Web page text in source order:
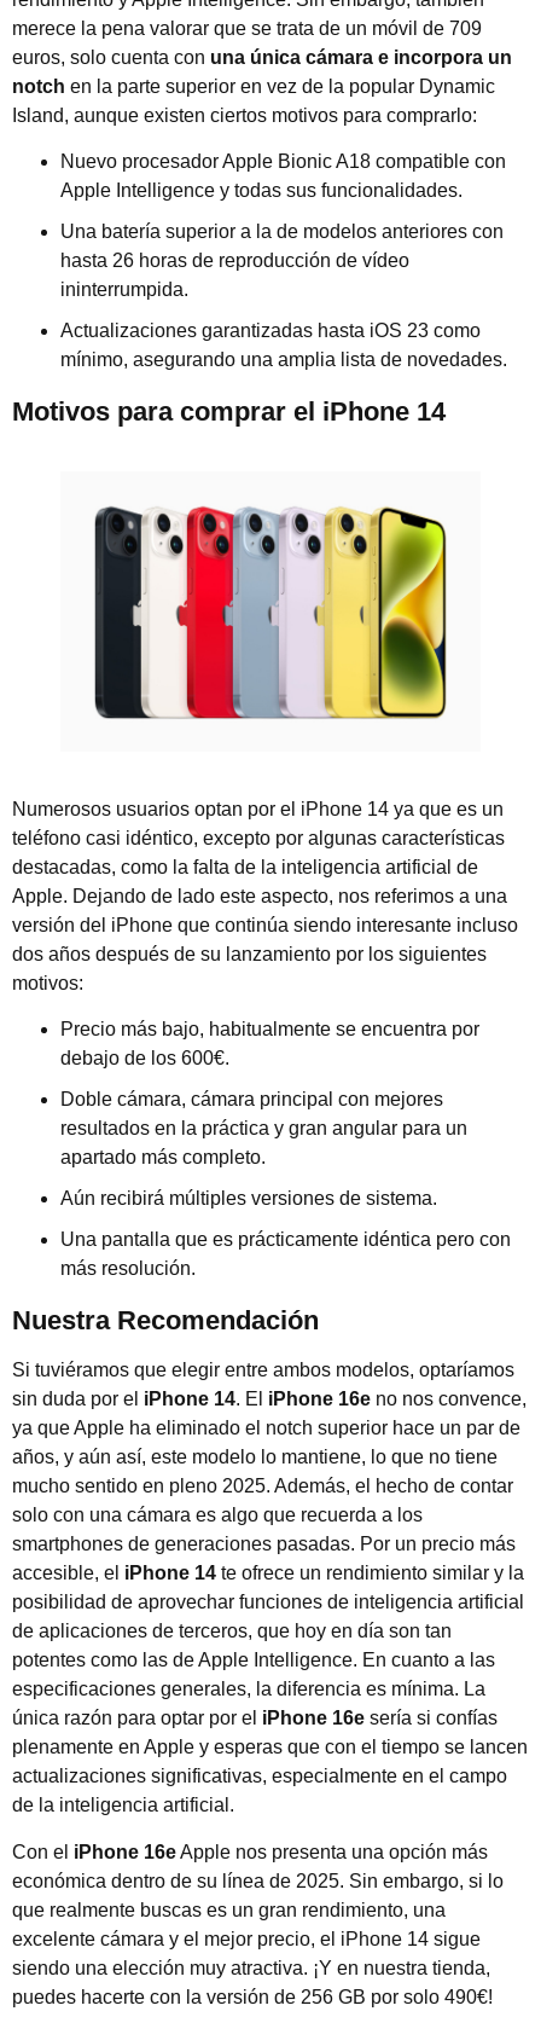
merece la pena valorar que se trata de un móvil de 709
euros, solo cuenta con una única cámara e incorpora un
notch en la parte superior en vez de la popular Dynamic
Island, aunque existen ciertos motivos para comprarlo:
Nuevo procesador Apple Bionic A18 compatible con
Apple Intelligence y todas sus funcionalidades.
Una batería superior a la de modelos anteriores con
hasta 26 horas de reproducción de vídeo
ininterrumpida.
Actualizaciones garantizadas hasta iOS 23 como
mínimo, asegurando una amplia lista de novedades.
Motivos para comprar el iPhone 14
Numerosos usuarios optan por el iPhone 14 ya que es un
teléfono casi idéntico, excepto por algunas características
destacadas, como la falta de la inteligencia artificial de
Apple. Dejando de lado este aspecto, nos referimos a una
versión del iPhone que continúa siendo interesante incluso
dos años después de su lanzamiento por los siguientes
motivos:
Precio más bajo, habitualmente se encuentra por
debajo de los 600€.
Doble cámara, cámara principal con mejores
resultados en la práctica y gran angular para un
apartado más completo.
Aún recibirá múltiples versiones de sistema.
Una pantalla que es prácticamente idéntica pero con
más resolución.
Nuestra Recomendación
Si tuviéramos que elegir entre ambos modelos, optaríamos
sin duda por el iPhone 14. El iPhone 16e no nos convence,
ya que Apple ha eliminado el notch superior hace un par de
años, y aún así, este modelo lo mantiene, lo que no tiene
mucho sentido en pleno 2025. Además, el hecho de contar
solo con una cámara es algo que recuerda a los
smartphones de generaciones pasadas. Por un precio más
accesible, el iPhone 14 te ofrece un rendimiento similar y la
posibilidad de aprovechar funciones de inteligencia artificial
de aplicaciones de terceros, que hoy en día son tan
potentes como las de Apple Intelligence. En cuanto a las
especificaciones generales, la diferencia es mínima. La
única razón para optar por el iPhone 16e sería si confías
plenamente en Apple y esperas que con el tiempo se lancen
actualizaciones significativas, especialmente en el campo
de la inteligencia artificial.
Con el iPhone 16eApple nos presenta una opción más
económica dentro de su línea de 2025. Sin embargo, si lo
que realmente buscas es un gran rendimiento, una
excelente cámara y el mejor precio, el iPhone 14 sigue
siendo una elección muy atractiva. ¡Y en nuestra tienda,
puedes hacerte con la versión de 256 GB por solo 490€!